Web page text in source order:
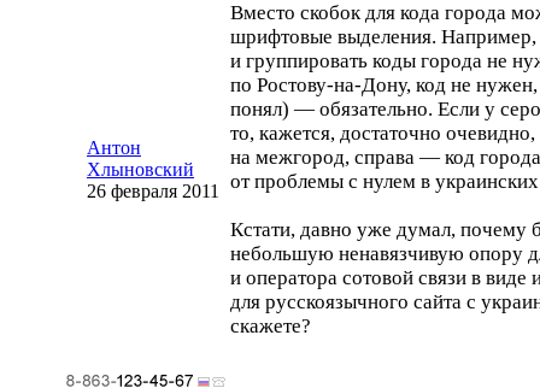
Антон
Хлыновский
26 февраля 2011
Вместо скобок для кода города
шрифтовые выделения. Например,
и группировать коды города не
по Ростову-на-Дону, код не
понял) — обязательно. Если у
то, кажется, достаточно
на межгород, справа — код
от проблемы с нулем в
Кстати, давно уже думал, почему
небольшую ненавязчивую опору
и оператора сотовой связи в
для русскоязычного сайта с
скажете?